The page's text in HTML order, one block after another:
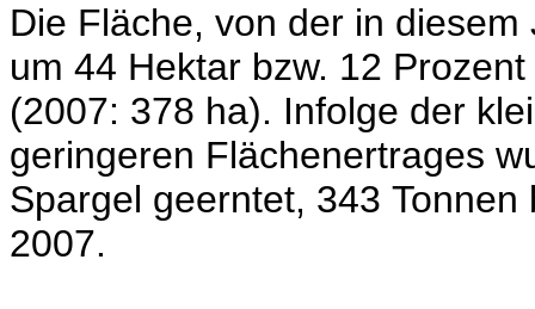
Die Fläche, von der in
um 44 Hektar bzw. 12
(2007: 378 ha). Infolge der
geringeren Flächenertrages
Spargel geerntet, 343
2007.